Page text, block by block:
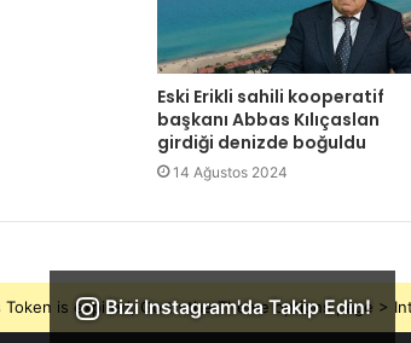
Eski Erikli sahili kooperatif
başkanı Abbas Kılıçaslan
girdiği denizde boğuldu
14 Ağustos 2024
Bizi Instagram'da Takip Edin!
Token is expired, Go to the Theme options page >